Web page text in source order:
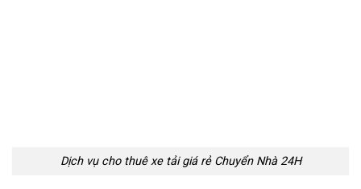
Dịch vụ cho thuê xe tải giá rẻ Chuyển Nhà 24H